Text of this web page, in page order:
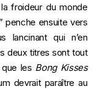
froideur du monde
penche ensuite vers
lancinant qui n’en
deux titres sont tout
les Bong Kisses
devrait paraître au